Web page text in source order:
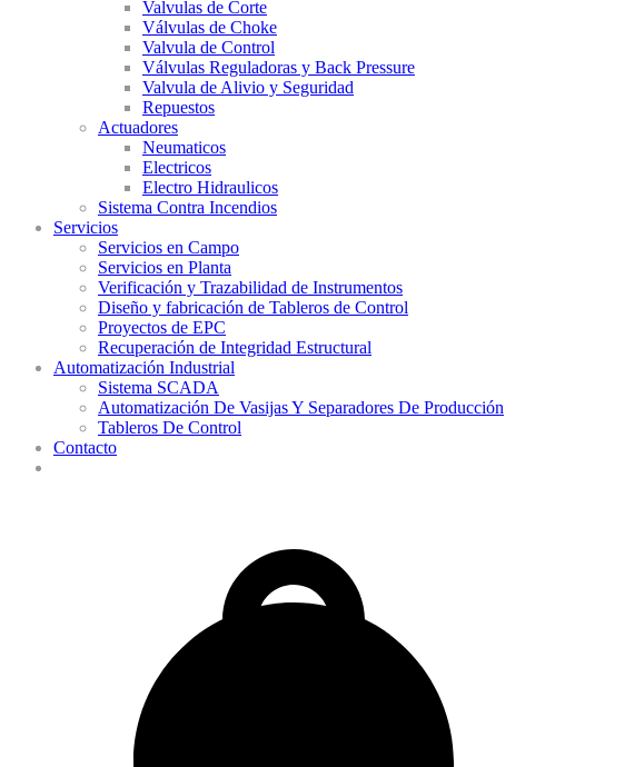
Valvulas de Corte
Válvulas de Choke
Valvula de Control
Válvulas Reguladoras y Back Pressure
Valvula de Alivio y Seguridad
Repuestos
Actuadores
Neumaticos
Electricos
Electro Hidraulicos
Sistema Contra Incendios
Servicios
Servicios en Campo
Servicios en Planta
Verificación y Trazabilidad de Instrumentos
Diseño y fabricación de Tableros de Control
Proyectos de EPC
Recuperación de Integridad Estructural
Automatización Industrial
Sistema SCADA
Automatización De Vasijas Y Separadores De Producción
Tableros De Control
Contacto